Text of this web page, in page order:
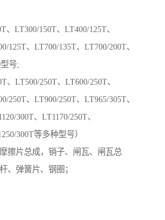
、LT300/150T、LT400/125T、
125T、LT700/135T、LT700/200T、
号;
、LT500/250T、LT600/250T、
250T、LT900/250T、LT965/305T、
300T、LT1170/250T、
300T等多种型号）
擦片总成，销子、闸瓦、闸瓦总
、弹簧片、钢圈；